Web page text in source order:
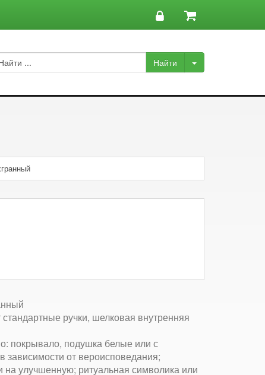
ручки, шелковая внутренняя
покрывало, подушка белые или с
зависимости от вероисповедания;
на улучшенную; ритуальная символика или